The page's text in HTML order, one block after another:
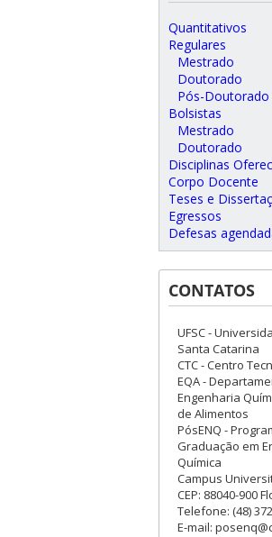
Quantitativos
Regulares
Mestrado
Doutorado
Pós-Doutorado
Bolsistas
Mestrado
Doutorado
Disciplinas
Corpo Docente
Teses e
Egressos
Defesas
CONTATOS
UFSC -
Santa Catarina
CTC - Centro
EQA -
Engenharia
de Alimentos
PósENQ -
Graduação em
Química
Campus
CEP: 88040-900
Telefone: (48)
E-mail: